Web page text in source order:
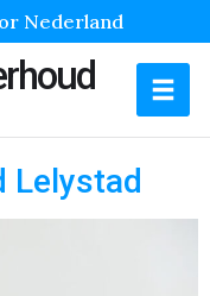
Nederland
Lelystad